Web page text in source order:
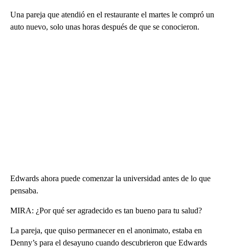
Una pareja que atendió en el restaurante el martes le compró un
auto nuevo, solo unas horas después de que se conocieron.
Edwards ahora puede comenzar la universidad antes de lo que
pensaba.
MIRA: ¿Por qué ser agradecido es tan bueno para tu salud?
La pareja, que quiso permanecer en el anonimato, estaba en
Denny’s para el desayuno cuando descubrieron que Edwards